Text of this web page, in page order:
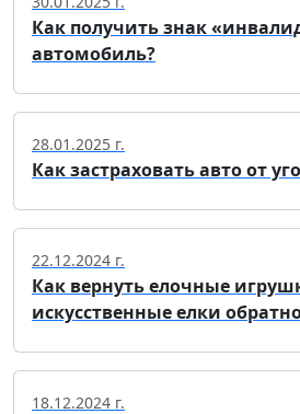
Как получить знак
автомобиль?
28.01.2025 г.
Как застраховать авто от
22.12.2024 г.
Как вернуть елочные
искусственные елки
18.12.2024 г.